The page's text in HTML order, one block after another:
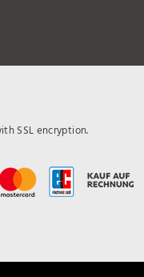
SSL encryption.